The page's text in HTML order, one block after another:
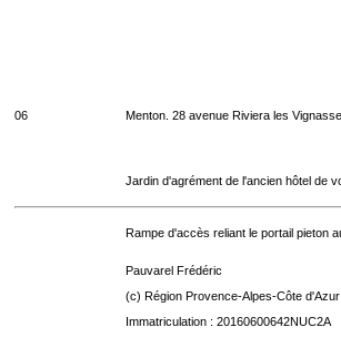
06 Menton. 28 avenue Riviera les
Jardin d'agrément de l'ancien hôtel de
Rampe d'accès reliant le portail pieton
Pauvarel Frédéric
(c) Région Provence-Alpes-Côte
Immatriculation :